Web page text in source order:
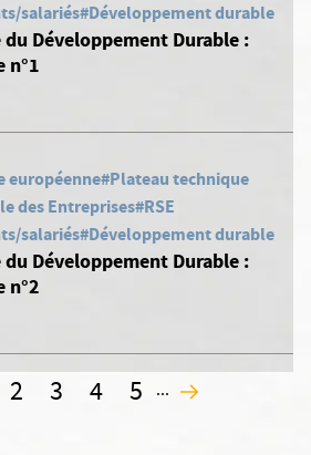
salariés#Développement durable
du Développement Durable :
n°1
européenne#Plateau technique
des Entreprises#RSE
salariés#Développement durable
du Développement Durable :
n°2
2 3 4 5 ... 2